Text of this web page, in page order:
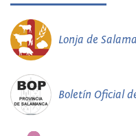
Lonja de
Boletín Oficial